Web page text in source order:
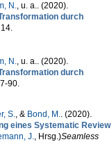
N., u. a.. (2020).
durch
N., u. a.. (2020).
durch
90.
S., & Bond, M.. (2020).
eines Systematic Review
J., Hrsg.)Seamless